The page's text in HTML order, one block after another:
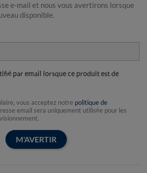
e-mail et nous vous avertirons lorsque
disponible.
par email lorsque ce produit est de
vous acceptez notre politique de
email sera uniquement utilisée pour les
M'AVERTIR